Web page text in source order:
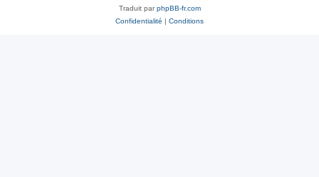
Traduit parphpBB-fr.com
Confidentialité | Conditions